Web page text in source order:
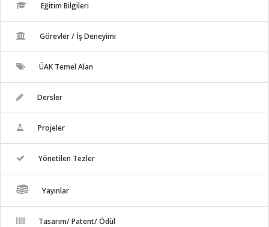
Eğitim Bilgileri
Görevler / İş Deneyimi
ÜAK Temel Alan
Dersler
Projeler
Yönetilen Tezler
Yayınlar
Tasarım/ Patent/ Ödül